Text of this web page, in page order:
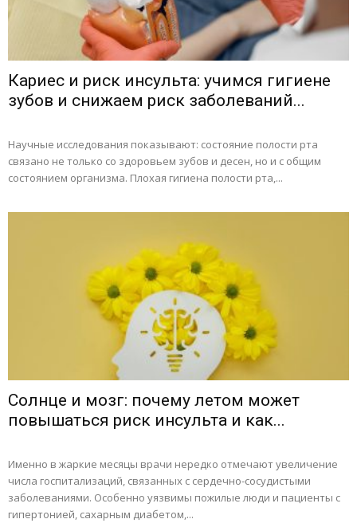
Кариес и риск инсульта: учимся гигиене
зубов и снижаем риск заболеваний...
Научные исследования показывают: состояние полости рта
связано не только со здоровьем зубов и десен, но и с общим
состоянием организма. Плохая гигиена полости рта,...
Солнце и мозг: почему летом может
повышаться риск инсульта и как...
Именно в жаркие месяцы врачи нередко отмечают увеличение
числа госпитализаций, связанных с сердечно-сосудистыми
заболеваниями. Особенно уязвимы пожилые люди и пациенты с
гипертонией, сахарным диабетом,...